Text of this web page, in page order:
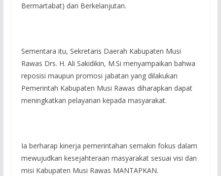
Bermartabat) dan Berkelanjutan.
‎Sementara itu, Sekretaris Daerah Kabupaten Musi
Rawas Drs. H. Ali Sakidikin, M.Si menyampaikan bahwa
reposisi maupun promosi jabatan yang dilakukan
Pemerintah Kabupaten Musi Rawas diharapkan dapat
meningkatkan pelayanan kepada masyarakat.
‎Ia berharap kinerja pemerintahan semakin fokus dalam
mewujudkan kesejahteraan masyarakat sesuai visi dan
misi Kabupaten Musi Rawas MANTAPKAN.